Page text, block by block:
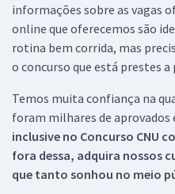
informações sobre as vagas
online que oferecemos são
rotina bem corrida, mas
o concurso que está prestes
Temos muita confiança na
foram milhares de aprovados
inclusive no Concurso CNU
fora dessa, adquira nossos
que tanto sonhou no meio